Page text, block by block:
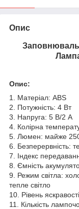
Опис
Опис:
1. Матеріал: ABS
2. Потужність: 4 Вт
3. Напруга: 5 В/2 А
4. Колірна
5. Люмен: майже
6. Безперервність:
7. Індекс
8. Ємність
9. Режим світла:
тепле світло
10. Рівень
11. Кількість